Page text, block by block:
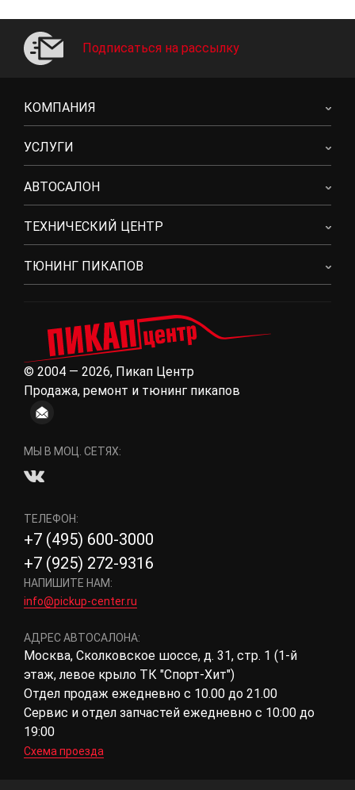
Подписаться на рассылку
КОМПАНИЯ
УСЛУГИ
АВТОСАЛОН
ТЕХНИЧЕСКИЙ ЦЕНТР
ТЮНИНГ ПИКАПОВ
© 2004 — 2026, Пикап Центр
Продажа, ремонт и тюнинг пикапов
МЫ В МОЦ. СЕТЯХ:
ТЕЛЕФОН:
+7 (495) 600-3000
+7 (925) 272-9316
НАПИШИТЕ НАМ:
info@pickup-center.ru
АДРЕС АВТОСАЛОНА:
Москва, Сколковское шоссе, д. 31, стр. 1 (1-й
этаж, левое крыло ТК "Спорт-Хит")
Отдел продаж ежедневно с 10.00 до 21.00
Сервис и отдел запчастей ежедневно с 10:00 до
19:00
Схема проезда